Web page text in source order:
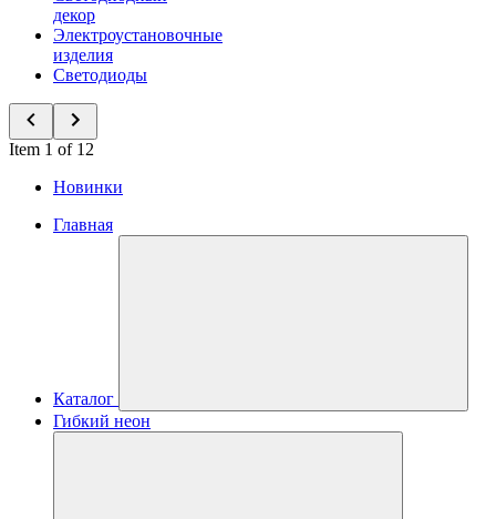
декор
Электроустановочные
изделия
Светодиоды
Item 1 of 12
Новинки
Главная
Каталог
Гибкий неон